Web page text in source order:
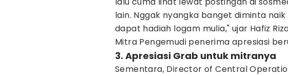
lain. Nggak nyangka banget diminta
dapat hadiah logam mulia," ujar Hafiz
Mitra Pengemudi penerima apresiasi
3. Apresiasi Grab untuk mitranya
Sementara, Director of Central